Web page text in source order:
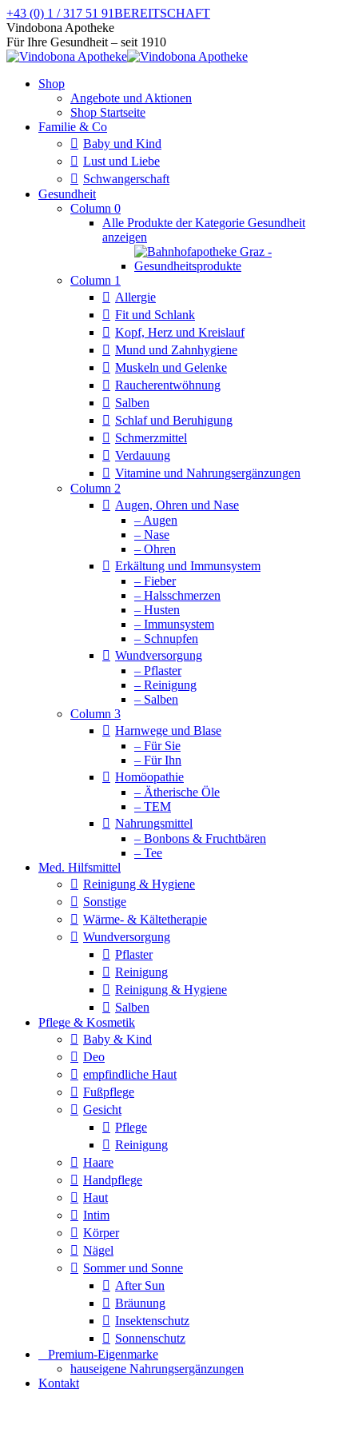
Zum
Inhalt
springen
+43 (0) 1 / 317 51 91BEREITSCHAFT
Facebook
page
opens
new
Instagram
page
opens
new
Vindobona Apotheke
Für Ihre Gesundheit – seit 1910
Shop
Angebote und Aktionen
Shop Startseite
Familie & Co
Baby und Kind
Lust und Liebe
Schwangerschaft
Gesundheit
Column 0
Alle Produkte der Kategorie Gesundheit
anzeigen
Column 1
Allergie
Fit und Schlank
Kopf, Herz und Kreislauf
Mund und Zahnhygiene
Muskeln und Gelenke
Raucherentwöhnung
Salben
Schlaf und Beruhigung
Schmerzmittel
Verdauung
Vitamine und Nahrungsergänzungen
Column 2
Augen, Ohren und Nase
– Augen
– Nase
– Ohren
Erkältung und Immunsystem
– Fieber
– Halsschmerzen
– Husten
– Immunsystem
– Schnupfen
Wundversorgung
– Pflaster
– Reinigung
– Salben
Column 3
Harnwege und Blase
– Für Sie
– Für Ihn
Homöopathie
– Ätherische Öle
– TEM
Nahrungsmittel
– Bonbons & Fruchtbären
– Tee
Med. Hilfsmittel
Reinigung & Hygiene
Sonstige
Wärme- & Kältetherapie
Wundversorgung
Pflaster
Reinigung
Reinigung & Hygiene
Salben
Pflege & Kosmetik
Baby & Kind
Deo
empfindliche Haut
Fußpflege
Gesicht
Pflege
Reinigung
Haare
Handpflege
Haut
Intim
Körper
Nägel
Sommer und Sonne
After Sun
Bräunung
Insektenschutz
Sonnenschutz
⠀​Premium-Eigenmarke
hauseigene Nahrungsergänzungen
Kontakt